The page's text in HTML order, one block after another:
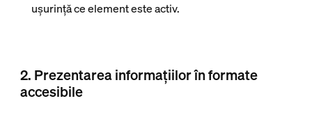
ușurință ce element este activ.
2. Prezentarea informațiilor în formate
accesibile